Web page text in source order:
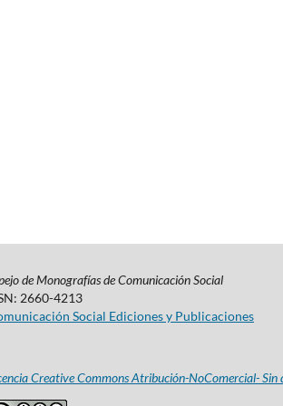
de Monografías de Comunicación Social
2660-4213
Social Ediciones y Publicaciones
Creative Commons Atribución-NoComercial-